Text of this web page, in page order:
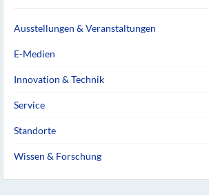
Ausstellungen & Veranstaltungen
E-Medien
Innovation & Technik
Service
Standorte
Wissen & Forschung